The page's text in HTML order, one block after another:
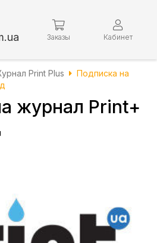
Заказы Кабинет
Print Plus
Подписка на
журнал Print+